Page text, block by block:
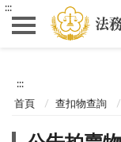
:::
:::
首頁 查扣物查詢